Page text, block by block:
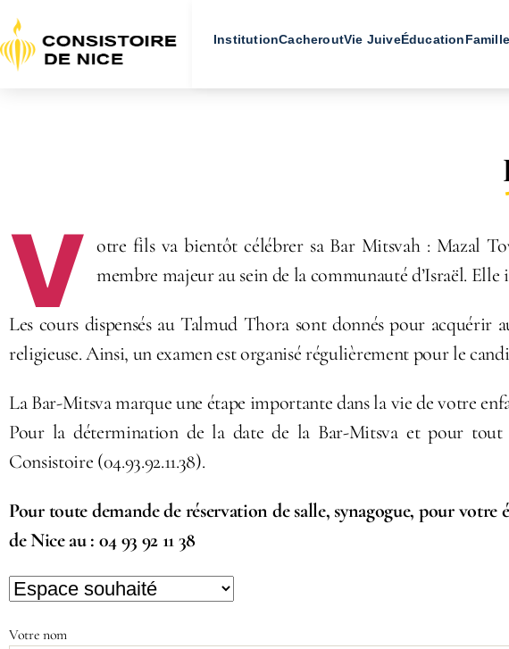
InstitutionCacheroutVie JuiveÉducationFamille
V otre fils va bientôt célébrer sa Bar Mitsvah : Mazal
membre majeur au sein de la communauté d’Israël.
Les cours dispensés au Talmud Thora sont donnés pour acquérir
religieuse. Ainsi, un examen est organisé régulièrement pour le
La Bar-Mitsva marque une étape importante dans la vie de votre
Pour la détermination de la date de la Bar-Mitsva et pour tout
Consistoire (04.93.92.11.38).
Pour toute demande de réservation de salle, synagogue, pour
de Nice au : 04 93 92 11 38
Votre nom